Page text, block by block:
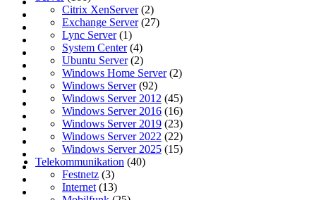
Citrix XenServer(2)
Exchange Server(27)
Lync Server(1)
System Center(4)
Ubuntu Server(2)
Windows Home Server(2)
Windows Server(92)
Windows Server 2012 (45)
Windows Server 2016 (16)
Windows Server 2019 (23)
Windows Server 2022 (22)
Windows Server 2025 (15)
Telekommunikation (40)
Festnetz (3)
Internet (13)